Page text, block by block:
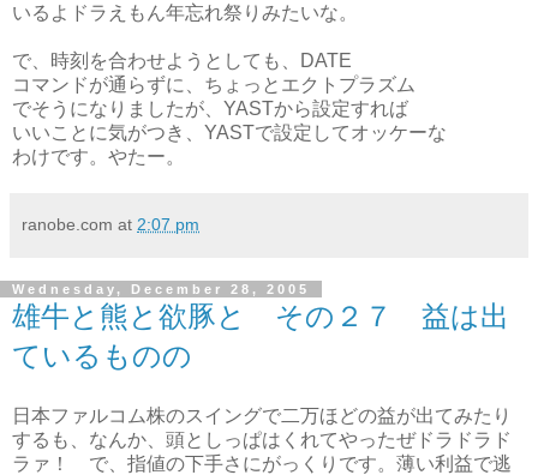
いるよドラえもん年忘れ祭りみたいな。
で、時刻を合わせようとしても、DATE
コマンドが通らずに、ちょっとエクトプラズム
でそうになりましたが、YASTから設定すれば
いいことに気がつき、YASTで設定してオッケーな
わけです。やたー。
ranobe.com at 2:07 pm
Wednesday, December 28, 2005
雄牛と熊と欲豚と その２７ 益は出
ているものの
日本ファルコム株のスイングで二万ほどの益が出てみたり
するも、なんか、頭としっぱはくれてやったぜドラドラド
ラァ！ で、指値の下手さにがっくりです。薄い利益で逃